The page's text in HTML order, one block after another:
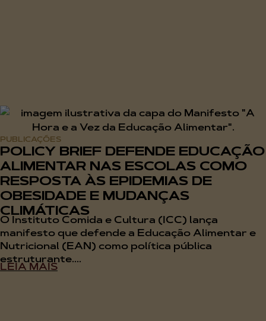
PUBLICAÇÕES
POLICY BRIEF DEFENDE EDUCAÇÃO
ALIMENTAR NAS ESCOLAS COMO
RESPOSTA ÀS EPIDEMIAS DE
OBESIDADE E MUDANÇAS
CLIMÁTICAS
O Instituto Comida e Cultura (ICC) lança
manifesto que defende a Educação Alimentar e
Nutricional (EAN) como política pública
estruturante....
LEIA MAIS